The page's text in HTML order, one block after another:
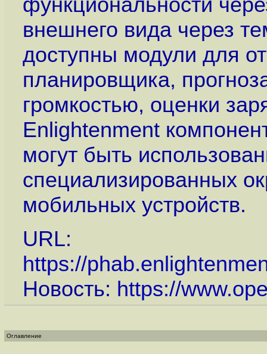
внешнего вида через
доступны модули для
планировщика,
громкостью, оценки
Enlightenment
могут быть
специализированных
мобильных устройств.
URL:
https://
Новость: https://
Оглавление